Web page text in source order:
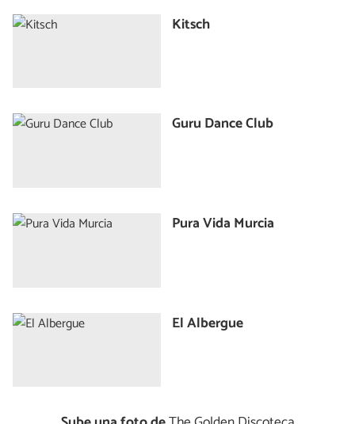
Kitsch
Guru Dance Club
Pura Vida Murcia
El Albergue